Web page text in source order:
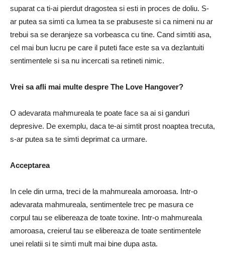
suparat ca ti-ai pierdut dragostea si esti in proces de doliu. S-
ar putea sa simti ca lumea ta se prabuseste si ca nimeni nu ar
trebui sa se deranjeze sa vorbeasca cu tine. Cand simtiti asa,
cel mai bun lucru pe care il puteti face este sa va dezlantuiti
sentimentele si sa nu incercati sa retineti nimic.
Vrei sa afli mai multe despre The Love Hangover?
O adevarata mahmureala te poate face sa ai si ganduri
depresive. De exemplu, daca te-ai simtit prost noaptea trecuta,
s-ar putea sa te simti deprimat ca urmare.
Acceptarea
In cele din urma, treci de la mahmureala amoroasa. Intr-o
adevarata mahmureala, sentimentele trec pe masura ce
corpul tau se elibereaza de toate toxine. Intr-o mahmureala
amoroasa, creierul tau se elibereaza de toate sentimentele
unei relatii si te simti mult mai bine dupa asta.